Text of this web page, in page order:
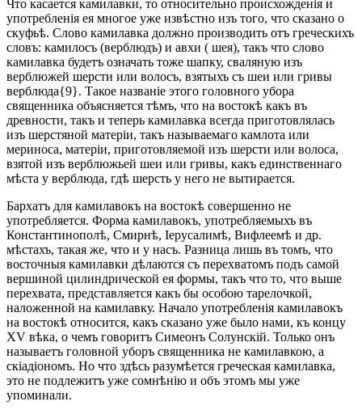
Что касается камилавки, то относительно происхожденія и
употребленія ея многое уже извѣстно изъ того, что сказано о
скуфьѣ. Слово камилавка должно производить отъ греческихъ
словъ: камилосъ (верблюдъ) и авхи ( шея), такъ что слово
камилавка будетъ означать тоже шапку, сваляную изъ
верблюжей шерсти или волосъ, взятыхъ съ шеи или гривы
верблюда{9}. Такое названіе этого головного убора
священника объясняется тѣмъ, что на востокѣ какъ въ
древности, такъ и теперь камилавка всегда приготовлялась
изъ шерстяной матеріи, такъ называемаго камлота или
мериноса, матеріи, приготовляемой изъ шерсти или волоса,
взятой изъ верблюжьей шеи или гривы, какъ единственнаго
мѣста у верблюда, гдѣ шерсть у него не вытирается.
Бархатъ для камилавокъ на востокѣ совершенно не
употребляется. Форма камилавокъ, употребляемыхъ въ
Константинополѣ, Смирнѣ, Іерусалимѣ, Вифлеемѣ и др.
мѣстахъ, такая же, что и у насъ. Разница лишь въ томъ, что
восточныя камилавки дѣлаются съ перехватомъ подъ самой
вершиной цилиндрической ея формы, такъ что то, что выше
перехвата, представляется какъ бы особою тарелочкой,
наложенной на камилавку. Начало употребленія камилавокъ
на востокѣ относится, какъ сказано уже было нами, къ концу
XV вѣка, о чемъ говоритъ Симеонъ Солунскій. Только онъ
называетъ головной уборъ священника не камилавкою, а
скіадіономъ. Но что здѣсь разумѣется греческая камилавка,
это не подлежитъ уже сомнѣнію и объ этомъ мы уже
упоминали.